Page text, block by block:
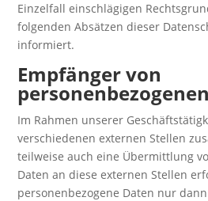
Einzelfall einschlägigen
folgenden Absätzen dieser
informiert.
Empfänger von
Im Rahmen unserer
verschiedenen externen Stellen
teilweise auch eine Übermittlung
Daten an diese externen Stellen
personenbezogene Daten nur